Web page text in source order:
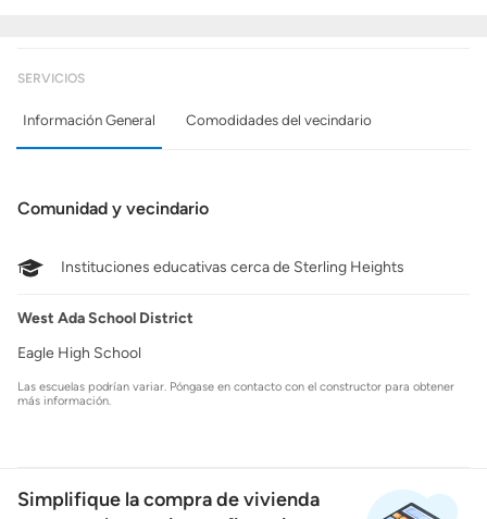
SERVICIOS
Información General Comodidades del vecindario
Comunidad y vecindario
Instituciones educativas cerca de Sterling Heights
West Ada School District
Eagle High School
Las escuelas podrían variar. Póngase en contacto con el constructor para obtener
más información.
Simplifique la compra de vivienda